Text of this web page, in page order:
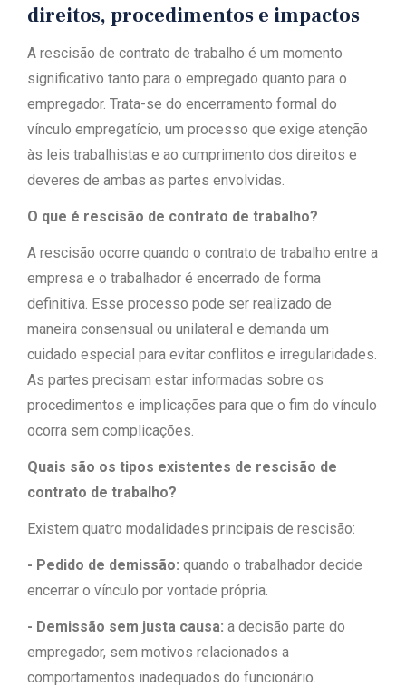
direitos, procedimentos e impactos
A rescisão de contrato de trabalho é um momento
significativo tanto para o empregado quanto para o
empregador. Trata-se do encerramento formal do
vínculo empregatício, um processo que exige atenção
às leis trabalhistas e ao cumprimento dos direitos e
deveres de ambas as partes envolvidas.
O que é rescisão de contrato de trabalho?
A rescisão ocorre quando o contrato de trabalho entre a
empresa e o trabalhador é encerrado de forma
definitiva. Esse processo pode ser realizado de
maneira consensual ou unilateral e demanda um
cuidado especial para evitar conflitos e irregularidades.
As partes precisam estar informadas sobre os
procedimentos e implicações para que o fim do vínculo
ocorra sem complicações.
Quais são os tipos existentes de rescisão de
contrato de trabalho?
Existem quatro modalidades principais de rescisão:
- Pedido de demissão: quando o trabalhador decide
encerrar o vínculo por vontade própria.
- Demissão sem justa causa: a decisão parte do
empregador, sem motivos relacionados a
comportamentos inadequados do funcionário.